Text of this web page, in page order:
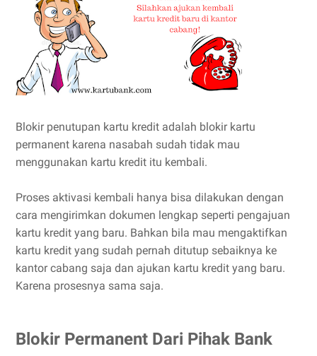
Blokir penutupan kartu kredit adalah blokir kartu
permanent karena nasabah sudah tidak mau
menggunakan kartu kredit itu kembali.
Proses aktivasi kembali hanya bisa dilakukan dengan
cara mengirimkan dokumen lengkap seperti pengajuan
kartu kredit yang baru. Bahkan bila mau mengaktifkan
kartu kredit yang sudah pernah ditutup sebaiknya ke
kantor cabang saja dan ajukan kartu kredit yang baru.
Karena prosesnya sama saja.
Blokir Permanent Dari Pihak Bank